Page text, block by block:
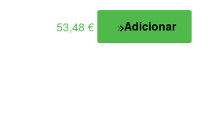
53,48 € Adicionar